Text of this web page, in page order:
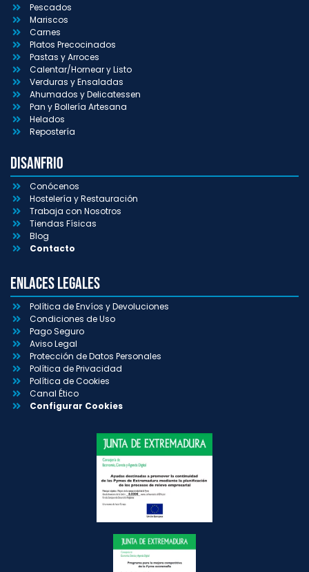
Pescados
Mariscos
Carnes
Platos Precocinados
Pastas y Arroces
Calentar/Hornear y Listo
Verduras y Ensaladas
Ahumados y Delicatessen
Pan y Bollería Artesana
Helados
Repostería
Disanfrio
Conócenos
Hostelería y Restauración
Trabaja con Nosotros
Tiendas Físicas
Blog
Contacto
Enlaces Legales
Política de Envíos y Devoluciones
Condiciones de Uso
Pago Seguro
Aviso Legal
Protección de Datos Personales
Política de Privacidad
Política de Cookies
Canal Ético
Configurar Cookies